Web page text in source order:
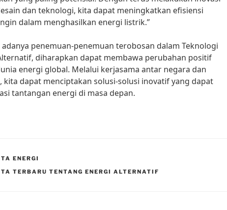
dan teknologi, kita dapat meningkatkan efisiensi
dalam menghasilkan energi listrik.”
adanya penemuan-penemuan terobosan dalam Teknologi
diharapkan dapat membawa perubahan positif
energi global. Melalui kerjasama antar negara dan
kita dapat menciptakan solusi-solusi inovatif yang dapat
tantangan energi di masa depan.
ENERGI
TERBARU TENTANG ENERGI ALTERNATIF